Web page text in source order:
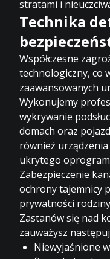
stratami i
Technika
Współczesne
technologiczny, co
zaawansowanych
Wykonujemy
wykrywanie
domach oraz
również
ukrytego
Zabezpieczenie
ochrony tajemnicy
prywatności
Zastanów się nad
zauważysz
Niewyjaśnione